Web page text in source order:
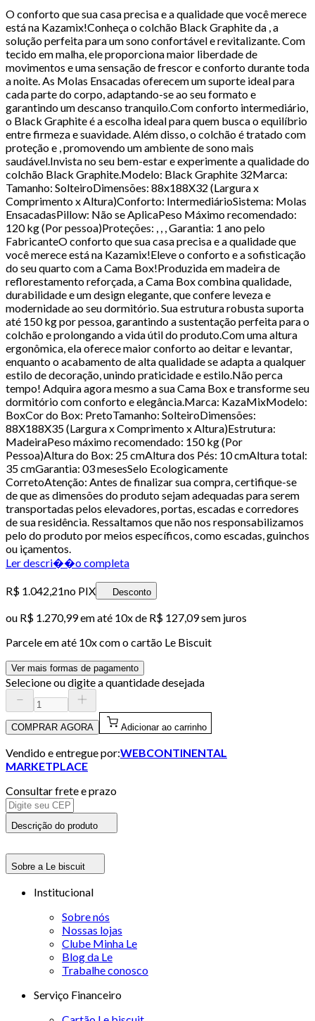
O conforto que sua casa precisa e a qualidade que você merece
está na Kazamix!Conheça o colchão Black Graphite da , a
solução perfeita para um sono confortável e revitalizante. Com
tecido em malha, ele proporciona maior liberdade de
movimentos e uma sensação de frescor e conforto durante toda
a noite. As Molas Ensacadas oferecem um suporte ideal para
cada parte do corpo, adaptando-se ao seu formato e
garantindo um descanso tranquilo.Com conforto intermediário,
o Black Graphite é a escolha ideal para quem busca o equilíbrio
entre firmeza e suavidade. Além disso, o colchão é tratado com
proteção e , promovendo um ambiente de sono mais
saudável.Invista no seu bem-estar e experimente a qualidade do
colchão Black Graphite.Modelo: Black Graphite 32Marca:
Tamanho: SolteiroDimensões: 88x188X32 (Largura x
Comprimento x Altura)Conforto: IntermediárioSistema: Molas
EnsacadasPillow: Não se AplicaPeso Máximo recomendado:
120 kg (Por pessoa)Proteções: , , , Garantia: 1 ano pelo
FabricanteO conforto que sua casa precisa e a qualidade que
você merece está na Kazamix!Eleve o conforto e a sofisticação
do seu quarto com a Cama Box!Produzida em madeira de
reflorestamento reforçada, a Cama Box combina qualidade,
durabilidade e um design elegante, que confere leveza e
modernidade ao seu dormitório. Sua estrutura robusta suporta
até 150 kg por pessoa, garantindo a sustentação perfeita para o
colchão e prolongando a vida útil do produto.Com uma altura
ergonômica, ela oferece maior conforto ao deitar e levantar,
enquanto o acabamento de alta qualidade se adapta a qualquer
estilo de decoração, unindo praticidade e estilo.Não perca
tempo! Adquira agora mesmo a sua Cama Box e transforme seu
dormitório com conforto e elegância.Marca: KazaMixModelo:
BoxCor do Box: PretoTamanho: SolteiroDimensões:
88X188X35 (Largura x Comprimento x Altura)Estrutura:
MadeiraPeso máximo recomendado: 150 kg (Por
Pessoa)Altura do Box: 25 cmAltura dos Pés: 10 cmAltura total:
35 cmGarantia: 03 mesesSelo Ecologicamente
CorretoAtenção: Antes de finalizar sua compra, certifique-se
de que as dimensões do produto sejam adequadas para serem
transportadas pelos elevadores, portas, escadas e corredores
de sua residência. Ressaltamos que não nos responsabilizamos
pelo do produto por meios específicos, como escadas, guinchos
ou içamentos.
Ler descri��o completa
R$ 1.042,21no PIX Desconto
ou R$ 1.270,99em até 10x de R$ 127,09 sem juros
Parcele em até 10x com o cartão Le Biscuit
Ver mais formas de pagamento
Selecione ou digite a quantidade desejada
COMPRAR AGORA Adicionar ao carrinho
Vendido e entregue por:WEBCONTINENTAL
MARKETPLACE
Consultar frete e prazo
Descrição do produto
Sobre a Le biscuit
Institucional
Sobre nós
Nossas lojas
Clube Minha Le
Blog da Le
Trabalhe conosco
Serviço Financeiro